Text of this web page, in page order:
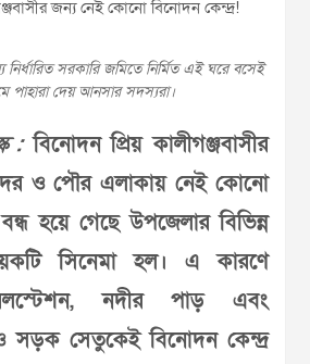
নির্ধারিত সরকারি জমিতে নির্মিত এই ঘরে বসেই
পাহারা দেয় আনসার সদস্যরা।
:বিনোদন প্রিয় কালীগঞ্জবাসীর
ও পৌর এলাকায় নেই কোনো
হয়ে গেছে উপজেলার বিভিন্ন
সিনেমা হল। এ কারণে
নদীর পাড় এবং
সড়ক সেতুকেই বিনোদন কেন্দ্র